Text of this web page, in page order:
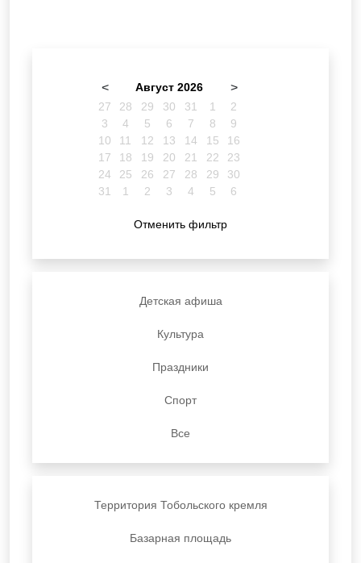
< Август 2026 >
27 28 29 30 31 1
2
3
4 5 6 7 8
9
10
11 12 13 14 15
16
17
18 19 20 21 22
23
24
25 26 27 28 29
30
31
1 2 3 4 5 6
Отменить фильтр
Детская афиша
Культура
Праздники
Спорт
Все
Территория Тобольского кремля
Базарная площадь